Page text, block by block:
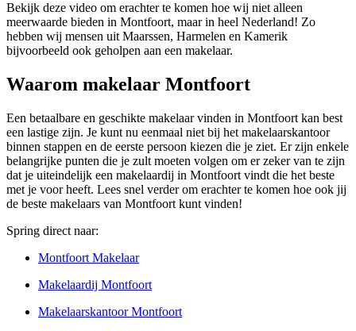
Bekijk deze video om erachter te komen hoe wij niet alleen
meerwaarde bieden in Montfoort, maar in heel Nederland! Zo
hebben wij mensen uit Maarssen, Harmelen en Kamerik
bijvoorbeeld ook geholpen aan een makelaar.
Waarom makelaar Montfoort
Een betaalbare en geschikte makelaar vinden in Montfoort kan best
een lastige zijn. Je kunt nu eenmaal niet bij het makelaarskantoor
binnen stappen en de eerste persoon kiezen die je ziet. Er zijn enkele
belangrijke punten die je zult moeten volgen om er zeker van te zijn
dat je uiteindelijk een makelaardij in Montfoort vindt die het beste
met je voor heeft. Lees snel verder om erachter te komen hoe ook jij
de beste makelaars van Montfoort kunt vinden!
Spring direct naar:
Montfoort Makelaar
Makelaardij Montfoort
Makelaarskantoor Montfoort